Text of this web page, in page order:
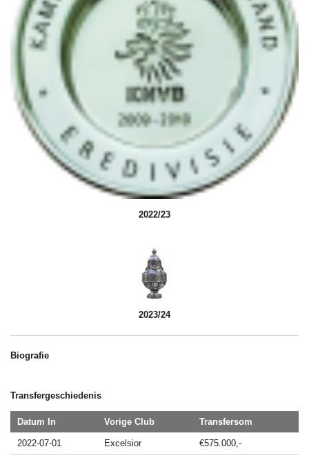
2022/23
2023/24
Biografie
Transfergeschiedenis
Datum In Vorige Club Transfersom
2022-07-01 Excelsior €575.000,-